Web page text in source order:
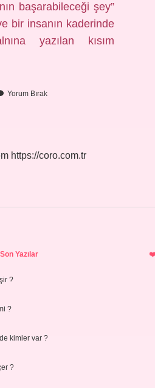
başarabileceği şey”
bir insanın kaderinde
yazılan kısım
Yorum Bırak
https://coro.com.tr
Son Yazılar
?
?
kimler var ?
?